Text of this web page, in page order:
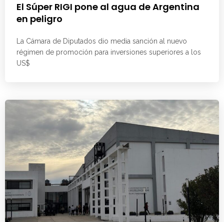
El Súper RIGI pone al agua de Argentina
en peligro
La Cámara de Diputados dio media sanción al nuevo
régimen de promoción para inversiones superiores a los
US$